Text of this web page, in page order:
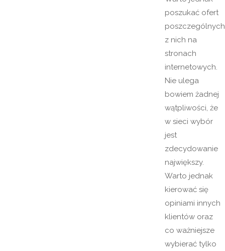
poszukać ofert
poszczególnych
z nich na
stronach
internetowych.
Nie ulega
bowiem żadnej
wątpliwości, że
w sieci wybór
jest
zdecydowanie
największy.
Warto jednak
kierować się
opiniami innych
klientów oraz
co ważniejsze
wybierać tylko